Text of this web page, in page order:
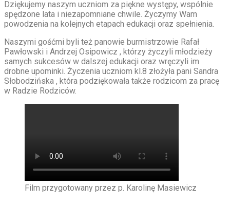
Dziękujemy naszym uczniom za piękne występy, wspólnie
spędzone lata i niezapomniane chwile. Życzymy Wam
powodzenia na kolejnych etapach edukacji oraz spełnienia.
Naszymi gośćmi byli też panowie burmistrzowie Rafał
Pawłowski i Andrzej Osipowicz , którzy życzyli młodzieży
samych sukcesów w dalszej edukacji oraz wręczyli im
drobne upominki. Życzenia uczniom kl.8 złożyła pani Sandra
Słobodzińska , która podziękowała także rodzicom za pracę
w Radzie Rodziców.
Film przygotowany przez p. Karolinę Masiewicz